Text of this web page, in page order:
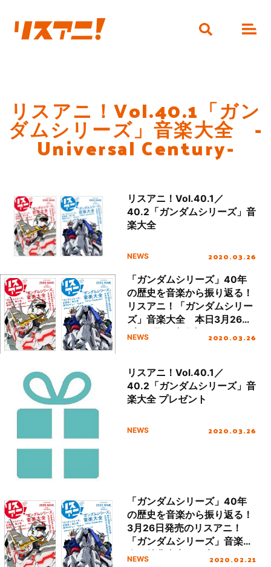
リスアニ！Vol.40.1「ガン
ダムシリーズ」音楽大全 -
Universal Century-
リスアニ！Vol.40.1／
40.2「ガンダムシリーズ」音
楽大全
NEWS 2020.03.26
「ガンダムシリーズ」40年
の歴史を音楽から振り返る！
リスアニ！「ガンダムシリー
ズ」音楽大全 本日3月26日
(木) 2冊同時発売！！
NEWS 2020.03.26
リスアニ！Vol.40.1／
40.2「ガンダムシリーズ」音
楽大全 プレゼント
NEWS 2020.03.26
「ガンダムシリーズ」40年
の歴史を音楽から振り返る！
3月26日発売のリスアニ！
「ガンダムシリーズ」音楽大
全の特典内容や限定BOXのデ
NEWS 2020.02.21